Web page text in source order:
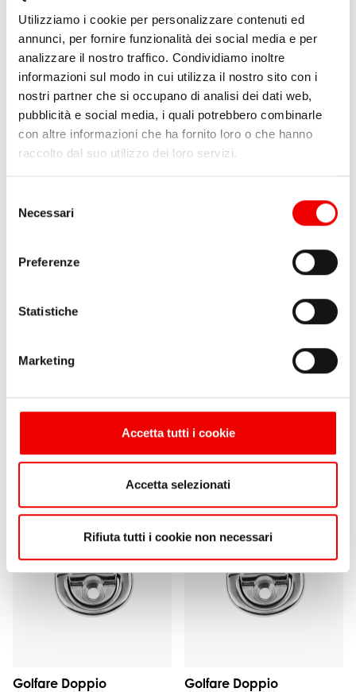
Utilizziamo i cookie per personalizzare contenuti ed
annunci, per fornire funzionalità dei social media e per
analizzare il nostro traffico. Condividiamo inoltre
informazioni sul modo in cui utilizza il nostro sito con i
nostri partner che si occupano di analisi dei dati web,
pubblicità e social media, i quali potrebbero combinarle
con altre informazioni che ha fornito loro o che hanno
raccolto dal suo utilizzo dei loro servizi.
delNecessari
Preferenze
Statistiche
Marketing
Accetta tutti i cookie
Accetta selezionati
Rifiuta tutti i cookie non necessari
Golfare Fisso Harken 98
mm
da 53,20 €
49,00 €
1 varianti
Golfare Abbattibile
Wichard 45mm
da 37,50 €
Golfare Abbattibile
da 43,10 €
1 varianti
Golfare Abbattibile
da 63,70 €
1 varianti
Golfare Doppio
Golfare Doppio